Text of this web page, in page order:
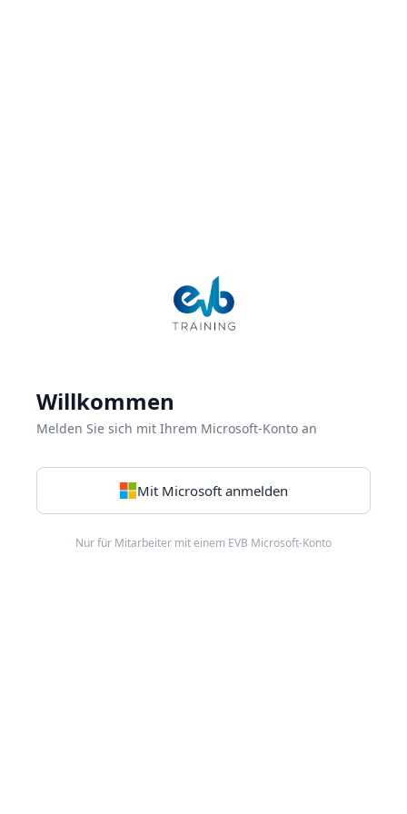
Willkommen
Melden Sie sich mit Ihrem Microsoft-Konto an
Mit Microsoft anmelden
Nur für Mitarbeiter mit einem EVB Microsoft-Konto